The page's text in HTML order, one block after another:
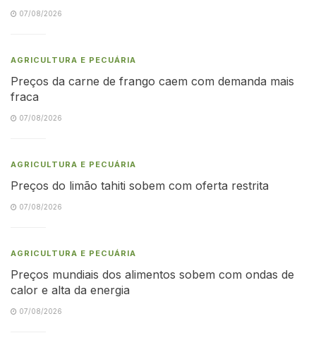
07/08/2026
AGRICULTURA E PECUÁRIA
Preços da carne de frango caem com demanda mais
fraca
07/08/2026
AGRICULTURA E PECUÁRIA
Preços do limão tahiti sobem com oferta restrita
07/08/2026
AGRICULTURA E PECUÁRIA
Preços mundiais dos alimentos sobem com ondas de
calor e alta da energia
07/08/2026